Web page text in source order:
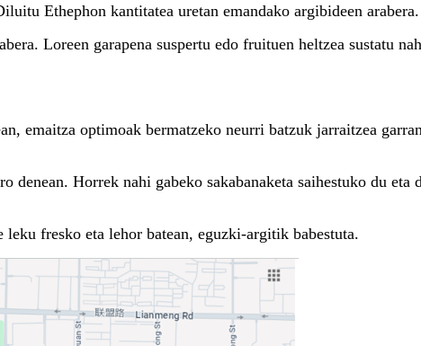
Ethephon kantitatea uretan emandako argibideen arabera.
Loreen garapena suspertu edo fruituen heltzea sustatu
emaitza optimoak bermatzeko neurri batzuk jarraitzea
Horrek nahi gabeko sakabanaketa saihestuko du eta
fresko eta lehor batean, eguzki-argitik babestuta.